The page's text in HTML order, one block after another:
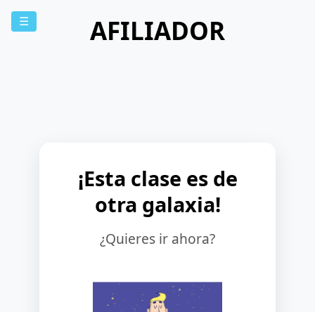
☰ AFILIADOR
¡Esta clase es de
otra galaxia!
¿Quieres ir ahora?